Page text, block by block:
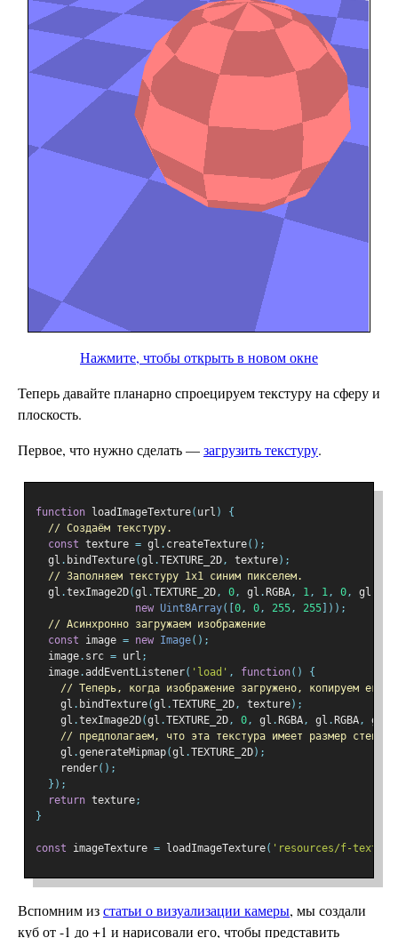
Нажмите, чтобы открыть в новом окне
Теперь давайте планарно спроецируем текстуру на сферу и
плоскость.
Первое, что нужно сделать —загрузить текстуру.
function loadImageTexture( url )
{
// Создаём текстуру.
const texture = gl . createTexture();
  gl
. bindTexture(gl .TEXTURE_2D, texture);
// Заполняем текстуру 1x1 синим пикселем.
  gl
.texImage2D(gl .TEXTURE_2D, 0, gl . RGBA, 1, 1, 0, gl
new Uint8Array([ 0, 0, 255, 255 ]));
// Асинхронно загружаем изображение
const image = new Image();
  image
. src = url ;
  image
.addEventListener( 'load' , function()
{
// Теперь, когда изображение загружено, копируем его
    gl
. bindTexture(gl .TEXTURE_2D, texture);
    gl
.texImage2D(gl .TEXTURE_2D, 0, gl . RGBA, gl . RGBA, gl
// предполагаем, что эта текстура имеет размер
    gl
.generateMipmap(gl .TEXTURE_2D);
    render
();
});
return texture;
}
const imageTexture = loadImageTexture( 'resources/f-
Вспомним изстатьи о визуализации камеры, мы создали
куб от -1 до +1 и нарисовали его, чтобы представить